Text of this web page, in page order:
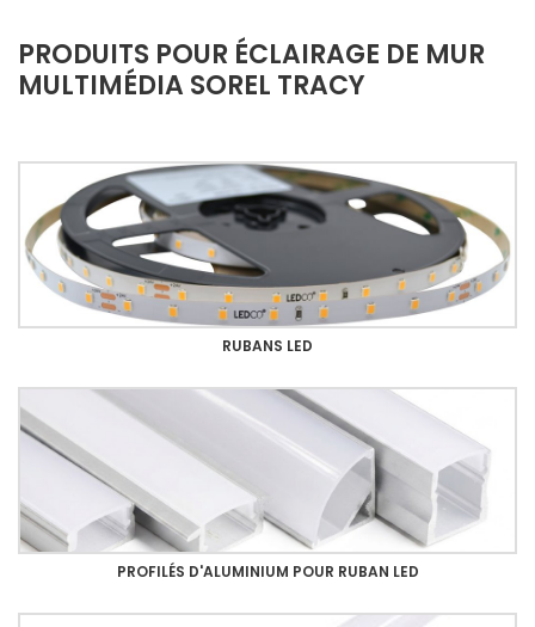
PRODUITS POUR ÉCLAIRAGE DE MUR
MULTIMÉDIA SOREL TRACY
RUBANS LED
PROFILÉS D'ALUMINIUM POUR RUBAN LED